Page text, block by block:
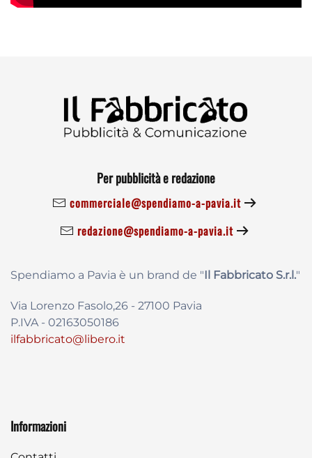
Per pubblicità e redazione
commerciale@spendiamo-a-pavia.it
redazione@spendiamo-a-pavia.it
Spendiamo a Pavia è un brand de "Il Fabbricato S.r.l."
Via Lorenzo Fasolo,26 - 27100 Pavia
P.IVA - 02163050186
ilfabbricato@libero.it
Informazioni